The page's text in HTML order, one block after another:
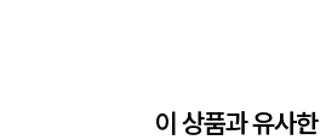
이 상품과 유사한